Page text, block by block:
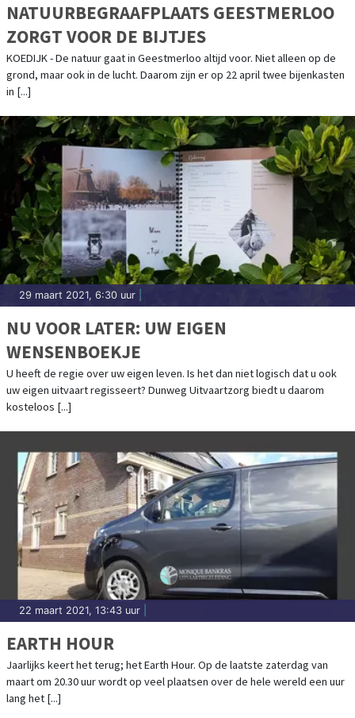
NATUURBEGRAAFPLAATS GEESTMERLOO
ZORGT VOOR DE BIJTJES
KOEDIJK - De natuur gaat in Geestmerloo altijd voor. Niet alleen op de
grond, maar ook in de lucht. Daarom zijn er op 22 april twee bijenkasten
in [...]
29 maart 2021, 6:30 uur
NU VOOR LATER: UW EIGEN
WENSENBOEKJE
U heeft de regie over uw eigen leven. Is het dan niet logisch dat u ook
uw eigen uitvaart regisseert? Dunweg Uitvaartzorg biedt u daarom
kosteloos [...]
22 maart 2021, 13:43 uur
EARTH HOUR
Jaarlijks keert het terug; het Earth Hour. Op de laatste zaterdag van
maart om 20.30 uur wordt op veel plaatsen over de hele wereld een uur
lang het [...]